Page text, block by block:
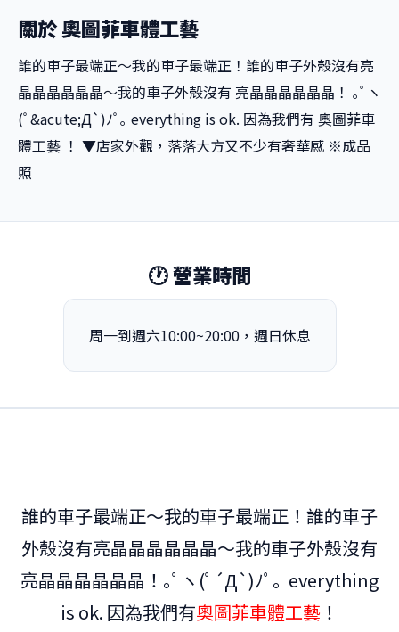
關於 奧圖菲車體工藝
誰的車子最端正～我的車子最端正！誰的車子外殼沒有亮
晶晶晶晶晶晶～我的車子外殼沒有 亮晶晶晶晶晶晶！ ｡ﾟヽ
(ﾟ&acute;Д`)ﾉﾟ｡ everything is ok. 因為我們有 奧圖菲車
體工藝 ！ ▼店家外觀，落落大方又不少有奢華感 ※成品
照
🕐 營業時間
周一到週六10:00~20:00，週日休息
誰的車子最端正～我的車子最端正！誰的車子
外殼沒有亮晶晶晶晶晶晶～我的車子外殼沒有
亮晶晶晶晶晶晶！ ｡ﾟヽ(ﾟ´Д`)ﾉﾟ｡ everything
is ok. 因為我們有奧圖菲車體工藝 ！